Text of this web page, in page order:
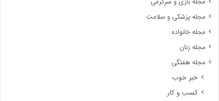
مجله پزشکی و سلامت
مجله خانواده
مجله زنان
مجله هفتگی
خبر خوب
کسب و کار